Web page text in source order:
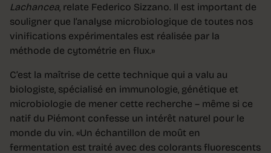
Lachancea, relate Federico Sizzano. Il est important de
souligner que l’analyse microbiologique de toutes nos
vinifications expérimentales est réalisée par la
méthode de cytométrie en flux.»
C’est la maîtrise de cette technique qui a valu au
biologiste, spécialisé en immunologie, génétique et
microbiologie de mener cette recherche – même si ce
natif du Piémont confesse un intérêt naturel pour le
monde du vin. «Un échantillon de moût en
fermentation est traité avec des colorants fluorescents